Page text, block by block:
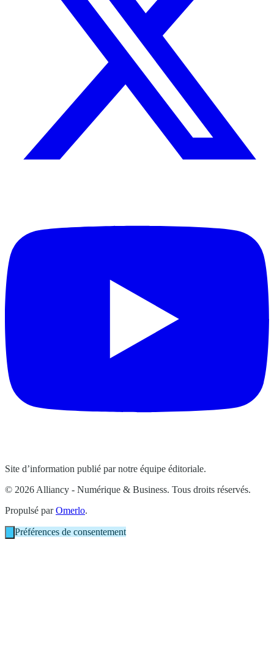
Site d’information publié par notre équipe éditoriale.
© 2026 Alliancy - Numérique & Business. Tous droits réservés.
Propulsé parOmerlo.
Préférences de consentement